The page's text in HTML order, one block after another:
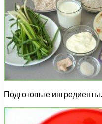
Подготовьте ингредиенты.